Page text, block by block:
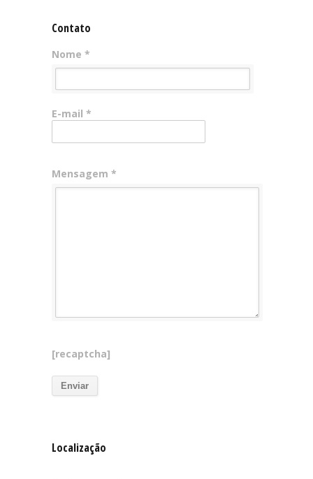
Contato
Nome *
E-mail *
Mensagem *
[recaptcha]
Localização